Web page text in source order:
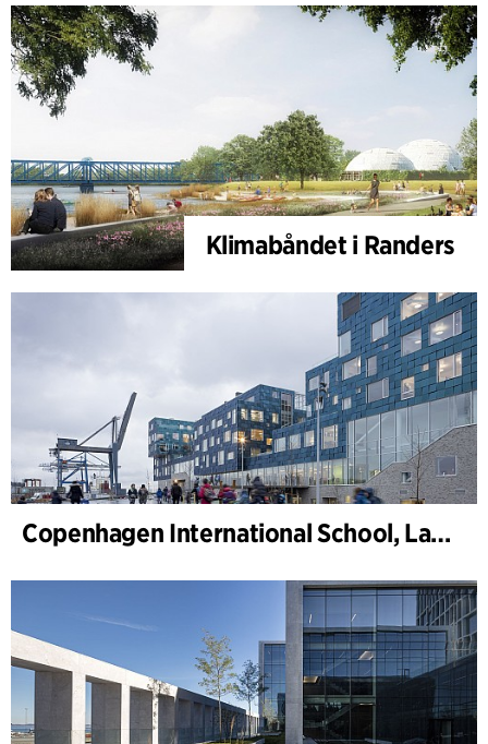
Klimabåndet i Randers
Copenhagen International School, Landskab